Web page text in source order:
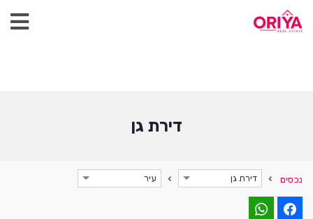
דירת גן
נכסים דירת גן עיר